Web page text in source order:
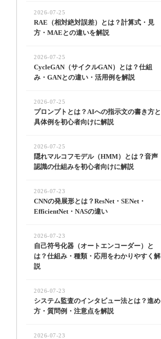
RAE（相対絶対誤差）とは？計算式・見
方・MAEとの違いを解説
2026-07-25
CycleGAN（サイクルGAN）とは？仕組
み・GANとの違い・活用例を解説
2026-07-25
プロンプトとは？AIへの指示文の書き方と
具体例を初心者向けに解説
2026-07-25
隠れマルコフモデル（HMM）とは？音声
認識の仕組みを初心者向けに解説
2026-07-25
CNNの発展形とは？ResNet・SENet・
EfficientNet・NASの違い
2026-07-23
自己符号化器（オートエンコーダー）と
は？仕組み・種類・応用をわかりやすく解
説
2026-07-23
システム監査のインタビュー法とは？進め
方・質問例・注意点を解説
2026-07-23
2026-07-23